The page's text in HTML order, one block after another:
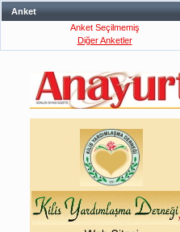
Anket
Anket Seçilmemiş
Diğer Anketler